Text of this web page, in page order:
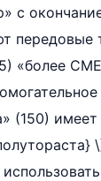
с
передовые
«более
(150)